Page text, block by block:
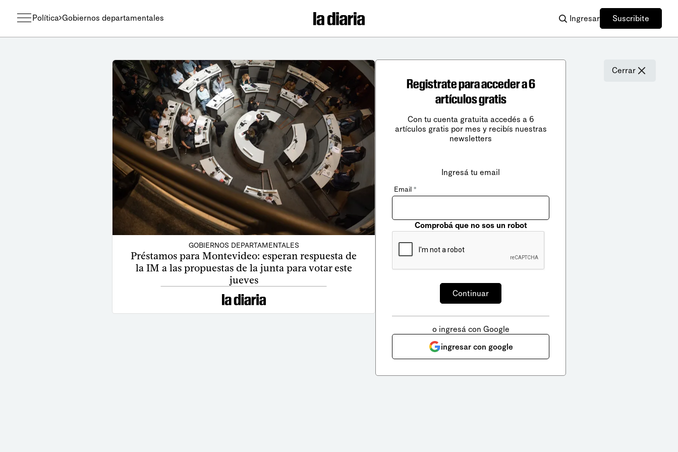
Política Gobiernos departamentales Ingresar Suscribite
GOBIERNOS DEPARTAMENTALES
Préstamos para Montevideo: esperan respuesta de
la IM a las propuestas de la junta para votar este
jueves
Cerrar
Registrate para acceder a 6
artículos gratis
Con tu cuenta gratuita accedés a 6
artículos gratis por mes y recibís nuestras
newsletters
Ingresá tu email
Email *
Comprobá que no sos un robot
o ingresá con Google
ingresar con google